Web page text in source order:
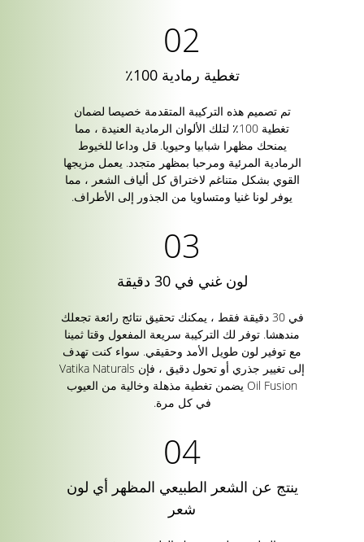
تغطية رمادية 100٪
تم تصميم هذه التركيبة المتقدمة خصيصا لضمان
تغطية 100٪ لتلك الألوان الرمادية العنيدة ، مما
يمنحك مظهرا شبابيا وحيويا. قل وداعا للخيوط
الرمادية المرئية ومرحبا بمظهر متجدد. يعمل مزيجها
القوي بشكل متناغم لاختراق كل ألياف الشعر ، مما
يوفر لونا غنيا ومتساويا من الجذور إلى الأطراف.
لون غني في 30 دقيقة
في 30 دقيقة فقط ، يمكنك تحقيق نتائج رائعة تجعلك
مندهشا. توفر لك التركيبة سريعة المفعول وقتا ثمينا
مع توفير لون طويل الأمد وحقيقي. سواء كنت تهدف
إلى تغيير جذري أو تحول دقيق ، فإن Vatika Naturals
Oil Fusion يضمن تغطية مذهلة وخالية من العيوب
في كل مرة.
ينتج عن الشعر الطبيعي المظهر أي لون
شعر